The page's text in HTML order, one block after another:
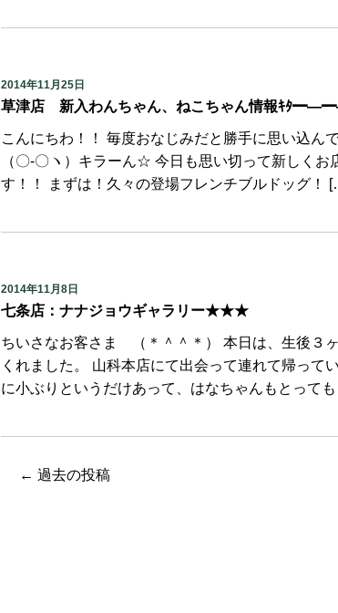
2014年11月25日
草津店 新入わんちゃん、ねこちゃん情報
こんにちわ！！ 毎度おなじみだと勝手に思い込ん
（〇-〇ヽ）キラーん☆ 今日も思い切って新しくお
す！！ まずは！久々の登場フレンチブルドッグ！
2014年11月8日
七条店：ナナジョウギャラリー★★★
ちいさなお客さま （＊＾＾＊） 本日は、生後３
くれました。 山科本店にて出会って連れて帰って
に小ぶりというだけあって、はなちゃんもとって
← 過去の投稿